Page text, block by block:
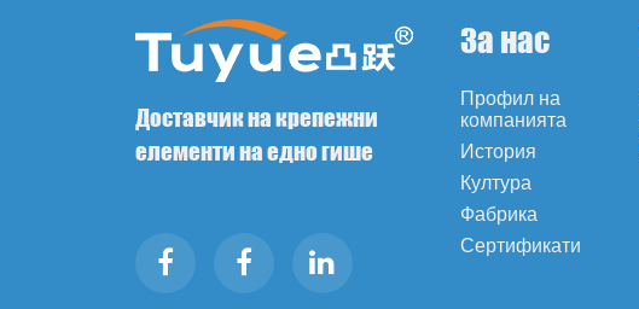
Доставчик на крепежни
елементи на едно гише
За нас
Профил на
компанията
История
Култура
Фабрика
Сертификати